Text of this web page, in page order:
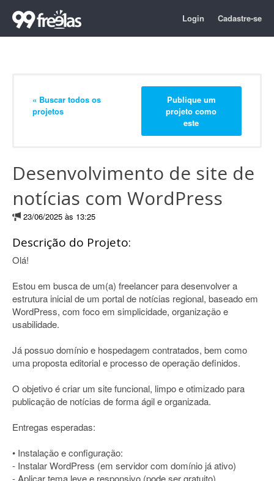
Login Cadastre-se
« Buscar todos os
projetos
Publique um
projeto como
este
Desenvolvimento de site de
notícias com WordPress
23/06/2025 às 13:25
Descrição do Projeto:
Olá!
Estou em busca de um(a) freelancer para desenvolver a
estrutura inicial de um portal de notícias regional, baseado em
WordPress, com foco em simplicidade, organização e
usabilidade.
Já possuo domínio e hospedagem contratados, bem como
uma proposta editorial e processo de operação definidos.
O objetivo é criar um site funcional, limpo e otimizado para
publicação de notícias de forma ágil e organizada.
Entregas esperadas:
• Instalação e configuração:
- Instalar WordPress (em servidor com domínio já ativo)
- Aplicar tema leve e responsivo (pode ser gratuito)